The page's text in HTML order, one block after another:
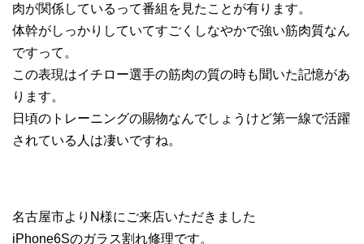
肉が関係しているって番組を見たことが有ります。
体幹がしっかりしていてすごくしなやかで強い筋肉質なん
ですって。
この表現はイチロー選手の筋肉の質の時も聞いた記憶があ
ります。
日頃のトレーニングの賜物なんでしょうけど第一線で活躍
されている人は凄いですね。
名古屋市よりN様にご来店いただきました
iPhone6Sのガラス割れ修理です。